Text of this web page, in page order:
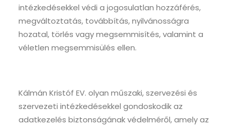
intézkedésekkel védi a jogosulatlan hozzáférés,
megváltoztatás, továbbítás, nyilvánosságra
hozatal, törlés vagy megsemmisítés, valamint a
véletlen megsemmisülés ellen.
Kálmán Kristóf EV. olyan műszaki, szervezési és
szervezeti intézkedésekkel gondoskodik az
adatkezelés biztonságának védelméről, amely az